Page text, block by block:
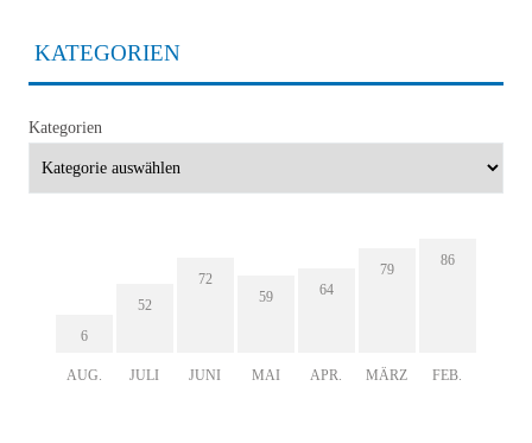
KATEGORIEN
Kategorien
6
AUG.
52
JULI
72
JUNI
59
MAI
64
APR.
79
MÄRZ
86
FEB.